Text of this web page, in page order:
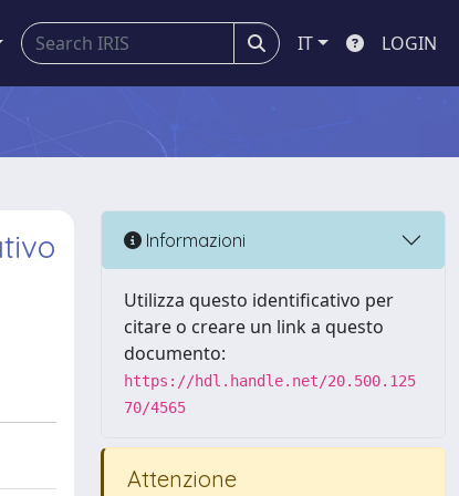
IT LOGIN
Informazioni
Utilizza questo identificativo per
citare o creare un link a questo
documento:
https://hdl.handle.net/20.500.125
70/4565
Attenzione